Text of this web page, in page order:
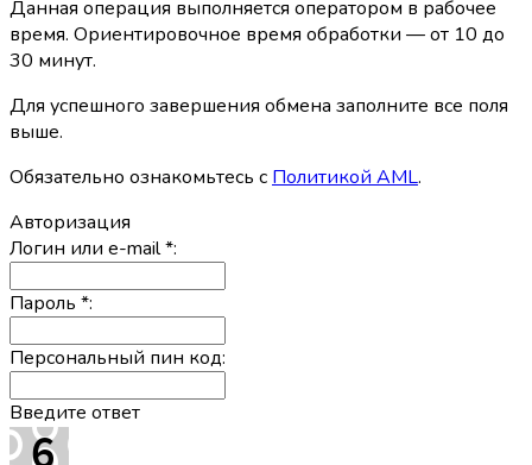
Данная операция выполняется оператором в рабочее
время. Ориентировочное время обработки — от 10 до
30 минут.
Для успешного завершения обмена заполните все поля
выше.
Обязательно ознакомьтесь с Политикой AML.
Авторизация
Логин или e-mail*:
Пароль *:
Персональный пин код:
Введите ответ